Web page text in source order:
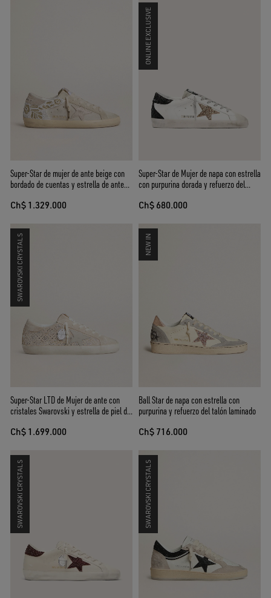
Super-Star de mujer de ante beige con
bordado de cuentas y estrella de ante
Ch$ 1.329.000
ONLINE EXCLUSIVE
Super-Star de Mujer de napa con estrella
con purpurina dorada y refuerzo del
Ch$ 680.000
SWAROVSKI CRYSTALS
Super-Star LTD de Mujer de ante con
cristales Swarovski y estrella de piel de
Ch$ 1.699.000
NEW IN
Ball Star de napa con estrella con
purpurina y refuerzo del talón laminado
Ch$ 716.000
SWAROVSKI CRYSTALS SWAROVSKI CRYSTALS